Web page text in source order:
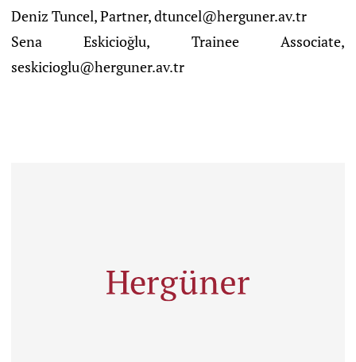
Deniz Tuncel, Partner, dtuncel@herguner.av.tr
Sena Eskicioğlu, Trainee Associate,
seskicioglu@herguner.av.tr